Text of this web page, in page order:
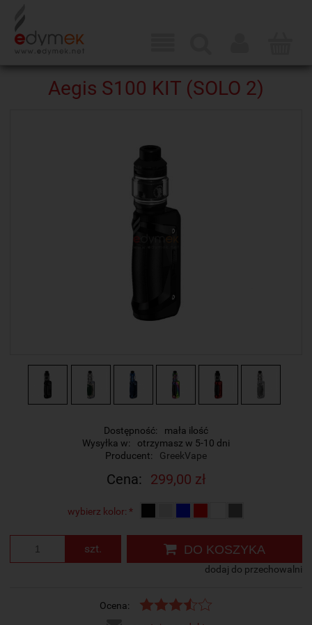
Aegis S100 KIT (SOLO 2)
Dostępność:
mała ilość
Wysyłka w:
otrzymasz w 5-10 dni
Producent:
GreekVape
Cena: 299,00 zł
wybierz kolor: *
szt. DO KOSZYKA
dodaj do przechowalni
Ocena: